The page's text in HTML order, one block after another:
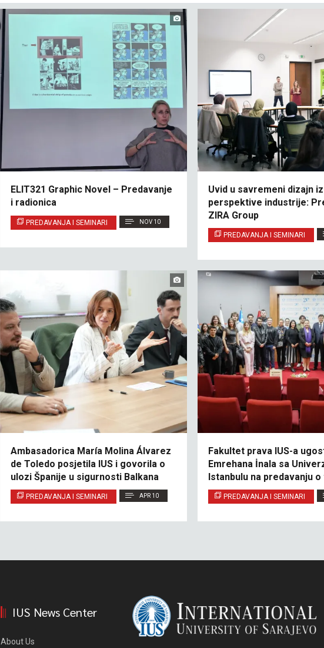
ELIT321 Graphic Novel – Predavanje
i radionica
PREDAVANJA I SEMINARI NOV 10
Uvid u savremeni dizajn iz
perspektive industrije:
ZIRA Group
PREDAVANJA I SEMINARI
Ambasadorica María Molina Álvarez
de Toledo posjetila IUS i govorila o
ulozi Španije u sigurnosti Balkana
PREDAVANJA I SEMINARI APR 10
Fakultet prava IUS-a
Emrehana İnala sa
Istanbulu na predavanju
građanskom pravu
PREDAVANJA I SEMINARI
IUS News Center
About Us